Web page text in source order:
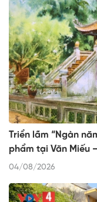
Triển lãm “Ngàn
phẩm tại Văn Miếu
04/08/2026